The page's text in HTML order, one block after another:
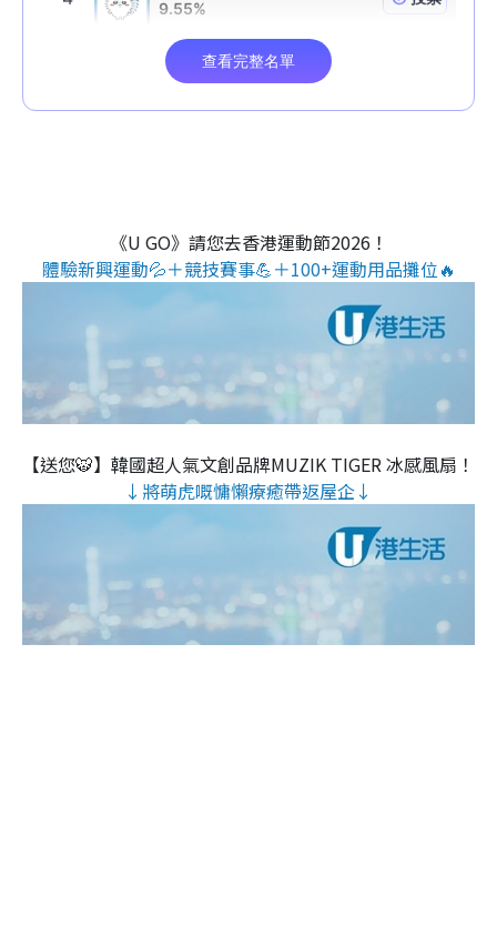
《U GO》請您去香港運動節2026！
體驗新興運動💦＋競技賽事💪＋100+運動用品攤位🔥
【送您🐯】韓國超人氣文創品牌MUZIK TIGER 冰感風扇！
↓將萌虎嘅慵懶療癒帶返屋企↓